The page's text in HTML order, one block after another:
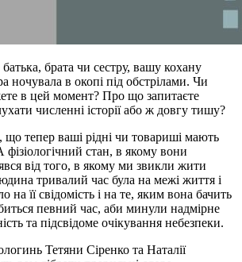
брата чи сестру, вашу кохану
ночувала в окопі під обстрілами. Чи
в цей момент? Про що запитаєте
численні історії або ж довгу тишу?
тепер ваші рідні чи товариші мають
стан, в якому вони
від того, в якому ми звикли жити
тривалий час була на межі життя і
на її свідомість і на те, яким вона бачить
певний час, аби минули надмірне
та підсвідоме очікування небезпеки.
Тетяни Сіренко та Наталії